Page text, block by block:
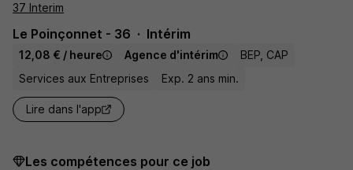
37 Interim
Le Poinçonnet - 36 Intérim
12,08 € / heure Agence d'intérim
BEP, CAP
Services aux Entreprises
Exp. 2 ans min.
Lire dans l'app
Les compétences pour ce job